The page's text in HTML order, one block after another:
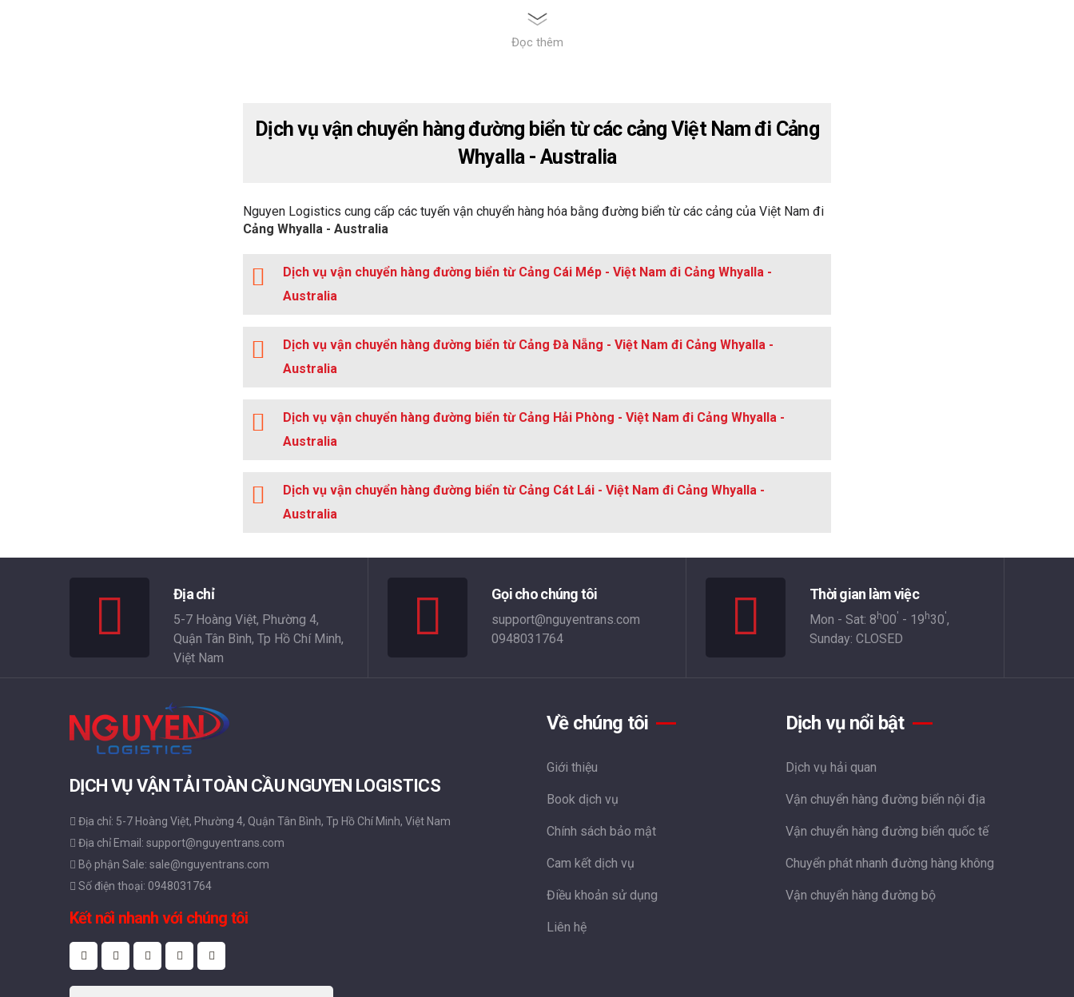
Đọc thêm
Dịch vụ vận chuyển hàng đường biển từ các cảng Việt Nam đi Cảng
Whyalla - Australia
Nguyen Logistics cung cấp các tuyến vận chuyển hàng hóa bằng đường biển từ các cảng của Việt Nam đi
Cảng Whyalla - Australia
Dịch vụ vận chuyển hàng đường biển từ Cảng Cái Mép - Việt Nam đi Cảng Whyalla -
Australia
Dịch vụ vận chuyển hàng đường biển từ Cảng Đà Nẵng - Việt Nam đi Cảng Whyalla -
Australia
Dịch vụ vận chuyển hàng đường biển từ Cảng Hải Phòng - Việt Nam đi Cảng Whyalla -
Australia
Dịch vụ vận chuyển hàng đường biển từ Cảng Cát Lái - Việt Nam đi Cảng Whyalla -
Australia
Địa chỉ
5-7 Hoàng Việt, Phường 4,
Quận Tân Bình, Tp Hồ Chí Minh,
Việt Nam
Gọi cho chúng tôi
support@nguyentrans.com
0948031764
Thời gian làm việc
Mon - Sat: 8 h00' - 19 h30',
Sunday: CLOSED
DỊCH VỤ VẬN TẢI TOÀN CẦU NGUYEN LOGISTICS
Địa chỉ: 5-7 Hoàng Việt, Phường 4, Quận Tân Bình, Tp Hồ Chí Minh, Việt Nam
Địa chỉ Email: support@nguyentrans.com
Bộ phận Sale: sale@nguyentrans.com
Số điện thoại: 0948031764
Kết nối nhanh với chúng tôi
Về chúng tôi
Giới thiệu
Book dịch vụ
Chính sách bảo mật
Cam kết dịch vụ
Điều khoản sử dụng
Liên hệ
Dịch vụ nổi bật
Dịch vụ hải quan
Vận chuyển hàng đường biển nội địa
Vận chuyển hàng đường biển quốc tế
Chuyển phát nhanh đường hàng không
Vận chuyển hàng đường bộ